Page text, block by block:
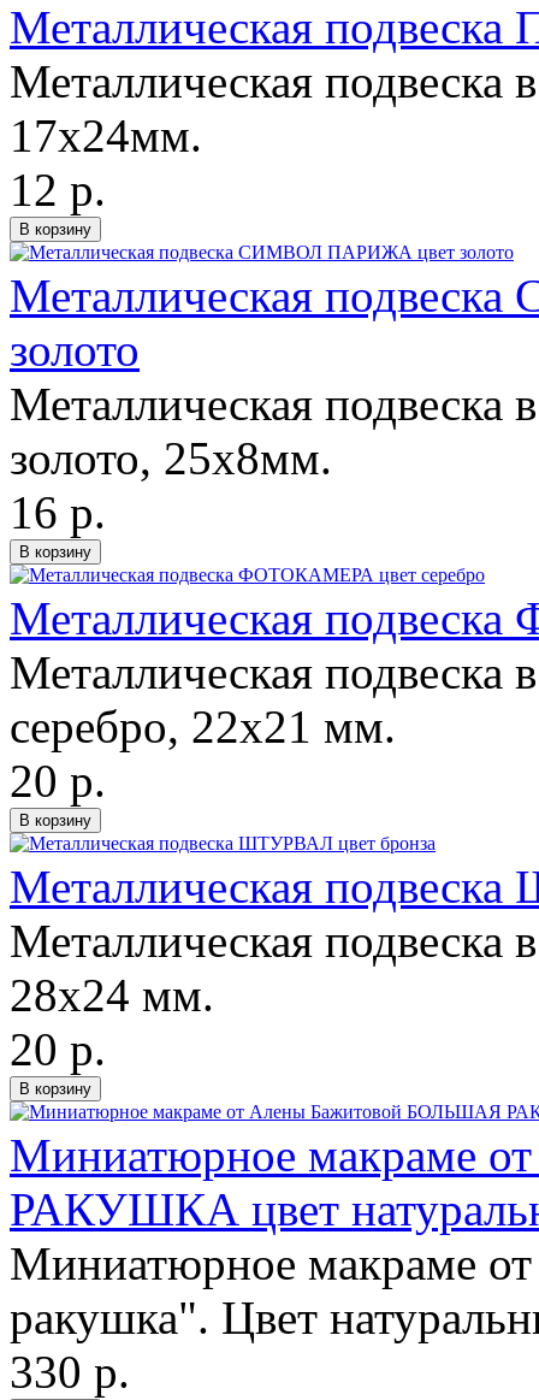
Металлическая
Металлическая подвеска
17х24мм.
12 р.
Металлическая
золото
Металлическая подвеска
золото, 25х8мм.
16 р.
Металлическая
Металлическая подвеска
серебро, 22х21 мм.
20 р.
Металлическая
Металлическая подвеска
28х24 мм.
20 р.
Миниатюрное макраме
РАКУШКА цвет
Миниатюрное макраме
ракушка". Цвет
330 р.